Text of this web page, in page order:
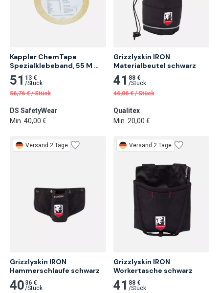
Kappler ChemTape
Spezialklebeband, 55 M
Rolle, 5cm Breit 24 Stk.
51 13 €
/Stück
56,76 € /Stück
DS SafetyWear
Min. 40,00 €
Grizzlyskin IRON
Materialbeutel schwarz
41 88 €
/Stück
46,06 € /Stück
Qualitex
Min. 20,00 €
Versand 2 Tage
Grizzlyskin IRON
Hammerschlaufe schwarz
40 36 €
/Stück
Versand 2 Tage
Grizzlyskin IRON
Workertasche schwarz
41 88 €
/Stück